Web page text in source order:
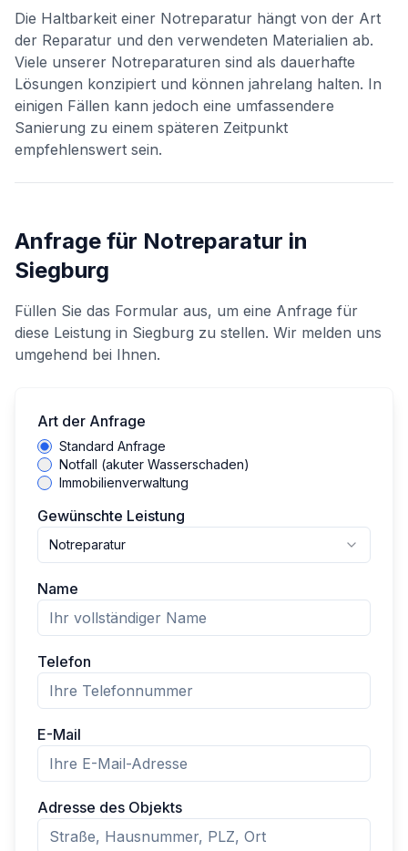
Die Haltbarkeit einer Notreparatur hängt von der Art
der Reparatur und den verwendeten Materialien ab.
Viele unserer Notreparaturen sind als dauerhafte
Lösungen konzipiert und können jahrelang halten. In
einigen Fällen kann jedoch eine umfassendere
Sanierung zu einem späteren Zeitpunkt
empfehlenswert sein.
Anfrage für Notreparatur in
Siegburg
Füllen Sie das Formular aus, um eine Anfrage für
diese Leistung in Siegburg zu stellen. Wir melden uns
umgehend bei Ihnen.
Art der Anfrage
Standard Anfrage
Notfall (akuter Wasserschaden)
Immobilienverwaltung
Gewünschte Leistung
Notreparatur
Name
Telefon
E-Mail
Adresse des Objekts